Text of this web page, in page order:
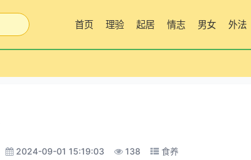
首页 理验 起居 情志 男女 外法
2024-09-01 15:19:03 138 食养